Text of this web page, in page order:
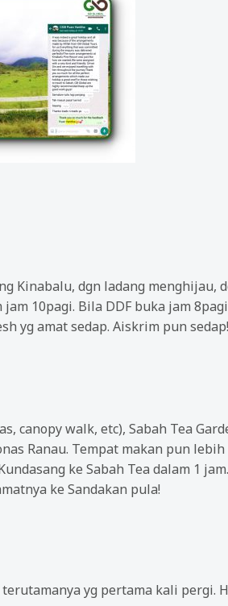
Kinabalu, dgn ladang menghijau,
10pagi. Bila DDF buka jam
yg amat sedap. Aiskrim pun
canopy walk, etc), Sabah Tea
Ranau. Tempat makan pun
ke Sabah Tea dalam 1
ke Sandakan pula!
yg pertama kali pergi.